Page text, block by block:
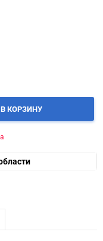
В КОРЗИНУ